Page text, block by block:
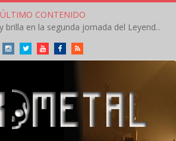
ÚLTIMO CONTENIDO
Crónica: Arch Enemy brilla en la segunda jornada del Leyendas del Rock – Jueves – Agosto 2026
InstagramTwitterYoutubeFacebookRSS